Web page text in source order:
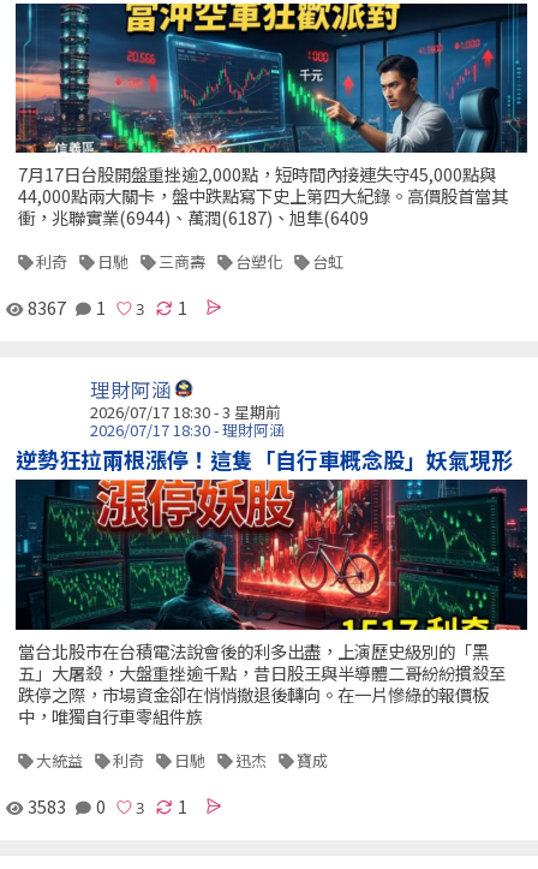
7月17日台股開盤重挫逾2,000點，短時間內接連失守45,000點與
44,000點兩大關卡，盤中跌點寫下史上第四大紀錄。高價股首當其
衝，兆聯實業(6944)、萬潤(6187)、旭隼(6409
利奇 日馳 三商壽 台塑化 台虹
8367 1 1
理財阿涵
2026/07/17 18:30 - 3 星期前
2026/07/17 18:30 - 理財阿涵
逆勢狂拉兩根漲停！這隻「自行車概念股」妖氣現形
當台北股市在台積電法說會後的利多出盡，上演歷史級別的「黑
五」大屠殺，大盤重挫逾千點，昔日股王與半導體二哥紛紛摜殺至
跌停之際，市場資金卻在悄悄撤退後轉向。在一片慘綠的報價板
中，唯獨自行車零組件族
大統益 利奇 日馳 迅杰 寶成
3583 0 1